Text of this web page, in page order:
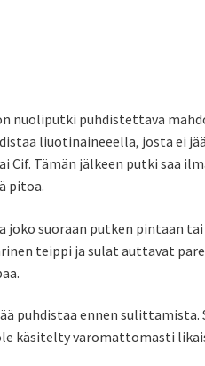
nuoliputki puhdistettava
liuotinaineeella, josta ei
Cif. Tämän jälkeen putki saa
pitoa.
joko suoraan putken pintaan
teippi ja sulat auttavat
puhdistaa ennen
käsitelty varomattomasti